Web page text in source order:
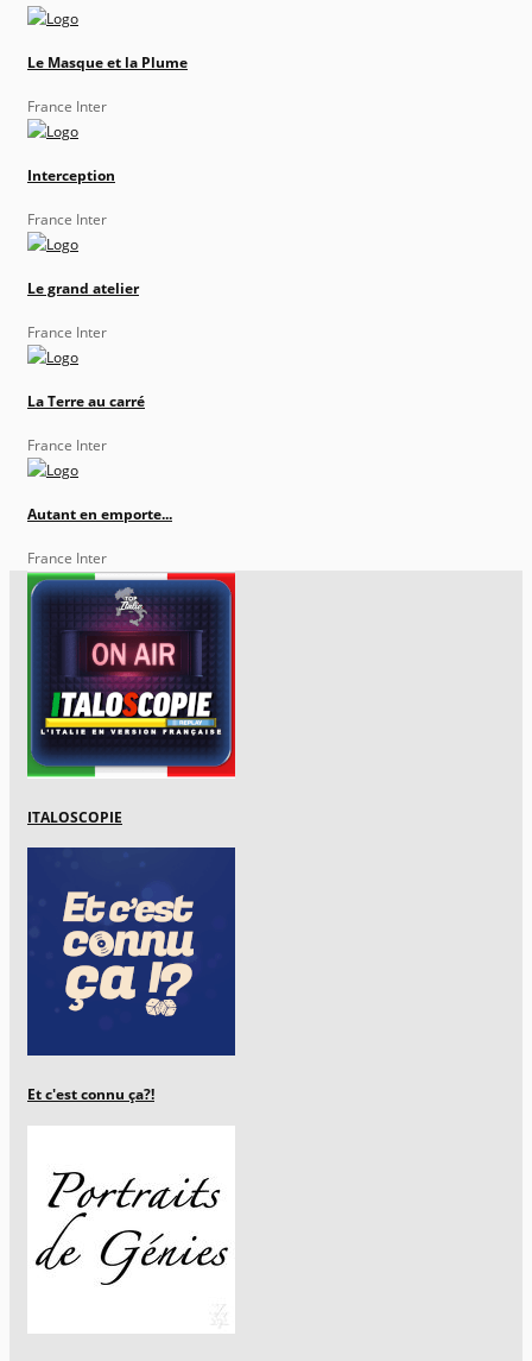
Le Masque et la Plume
France Inter
Interception
France Inter
Le grand atelier
France Inter
La Terre au carré
France Inter
Autant en emporte...
France Inter
ITALOSCOPIE
Et c'est connu ça?!